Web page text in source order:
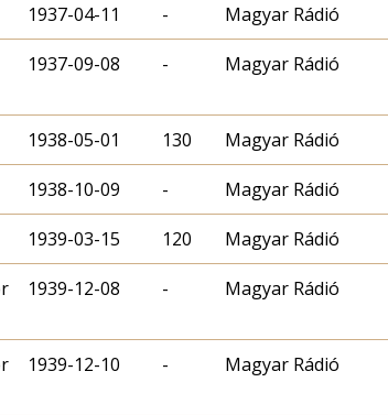
1937-04-11 - Magyar Rádió
1937-09-08 - Magyar Rádió
1938-05-01 130 Magyar Rádió
1938-10-09 - Magyar Rádió
1939-03-15 120 Magyar Rádió
1939-12-08 - Magyar Rádió
1939-12-10 - Magyar Rádió